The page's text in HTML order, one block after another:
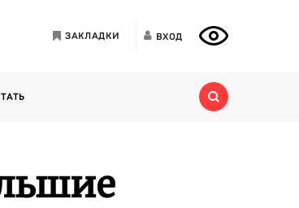
ЗАКЛАДКИ ВХОД